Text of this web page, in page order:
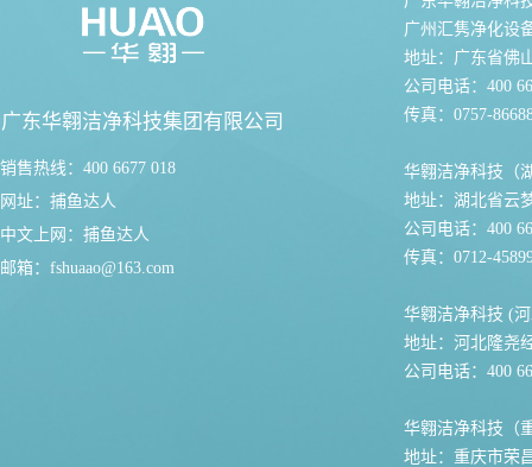
广东华翱洁净科技集团有限公司
销售热线：400 6677 018
网址： 捕鱼达人
中文上网： 捕鱼达人
邮箱： fshuaao@163.com
广州汇隽净化设
地址：广东省佛
公司电话：400
传真：0757-
华翱洁净科技（
地址：湖北省云
公司电话：400
传真：0712-
华翱洁净科技 (
地址：河北隆尧
公司电话：400
华翱洁净科技（
地址：重庆市荣